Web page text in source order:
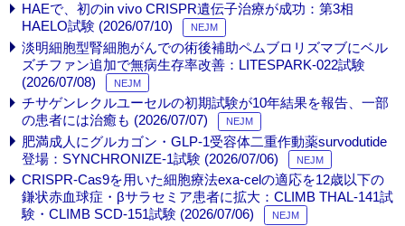
HAEで、初のin vivo CRISPR遺伝子治療が成功：第3相
HAELO試験 (2026/07/10)
NEJM
淡明細胞型腎細胞がんでの術後補助ペムブロリズマブにベル
ズチファン追加で無病生存率改善：LITESPARK-022試験
(2026/07/08)
NEJM
チサゲンレクルユーセルの初期試験が10年結果を報告、一部
の患者には治癒も (2026/07/07)
NEJM
肥満成人にグルカゴン・GLP-1受容体二重作動薬survodutide
登場：SYNCHRONIZE-1試験 (2026/07/06)
NEJM
CRISPR-Cas9を用いた細胞療法exa-celの適応を12歳以下の
鎌状赤血球症・βサラセミア患者に拡大：CLIMB THAL-141試
験・CLIMB SCD-151試験 (2026/07/06)
NEJM